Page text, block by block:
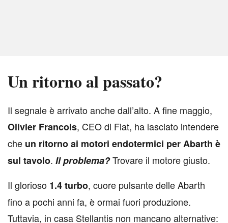
Un ritorno al passato?
Il segnale è arrivato anche dall’alto. A fine maggio,
Olivier Francois, CEO di Fiat, ha lasciato intendere
che un ritorno ai motori endotermici per Abarth è
sul tavolo. Il problema?Trovare il motore giusto.
Il glorioso 1.4 turbo, cuore pulsante delle Abarth
fino a pochi anni fa, è ormai fuori produzione.
Tuttavia, in casa Stellantis non mancano alternative: